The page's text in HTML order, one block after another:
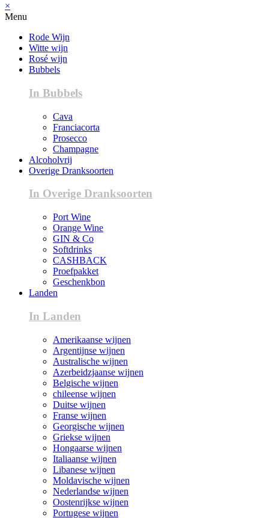
×
Menu
Rode Wijn
Witte wijn
Rosé wijn
Bubbels
In Bubbels
Cava
Franciacorta
Prosecco
Champagne
Alcoholvrij
Overige Dranksoorten
In Overige Dranksoorten
Port Wine
Orange Wine
GIN & Co
Softdrinks
CASHBACK
Proefpakket
Geschenkbon
Landen
In Landen
Amerikaanse wijnen
Argentijnse wijnen
Australische wijnen
Azerbeidzjaanse wijnen
Belgische wijnen
chileense wijnen
Duitse wijnen
Franse wijnen
Georgische wijnen
Griekse wijnen
Hongaarse wijnen
Italiaanse wijnen
Libanese wijnen
Moldavische wijnen
Nederlandse wijnen
Oostenrijkse wijnen
Portugese wijnen